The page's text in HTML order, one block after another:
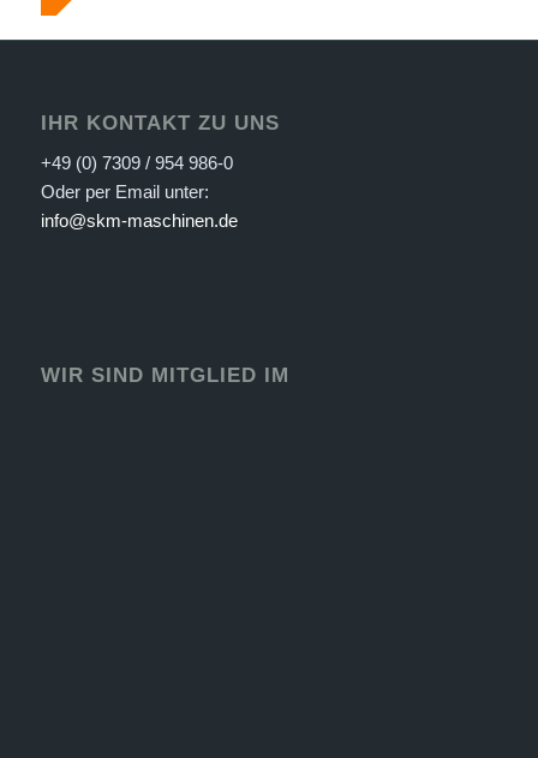
IHR KONTAKT ZU UNS
+49 (0) 7309 / 954 986-0
Oder per Email unter:
info@skm-maschinen.de
WIR SIND MITGLIED IM